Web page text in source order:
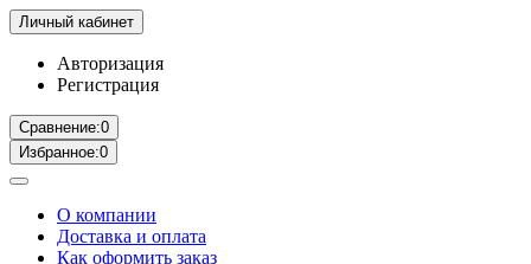
Личный кабинет
Авторизация
Регистрация
Сравнение:0
Избранное:0
О компании
Доставка и оплата
Как оформить заказ